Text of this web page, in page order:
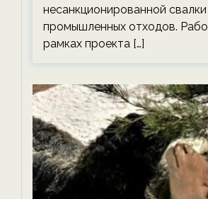
несанкционированной
промышленных отходов.
рамках проекта […]